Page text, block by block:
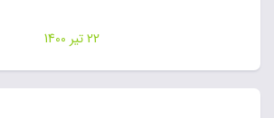
22 تیر 1400